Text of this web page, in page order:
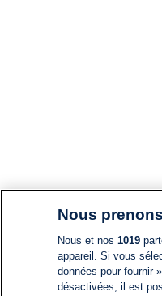
Nous
Nous et nos 1019
appareil. Si vous
données pour fournir
désactivées, il est